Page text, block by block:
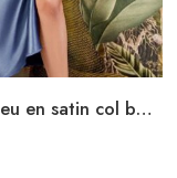
Robe de soirée bleu en satin col bénitier mi longue fendue à bretelles sans manches